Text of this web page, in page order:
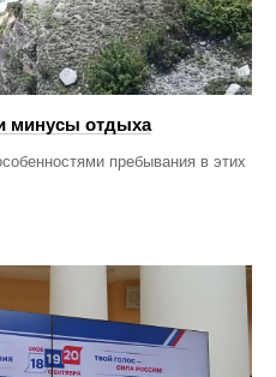
минусы отдыха
пребывания в этих